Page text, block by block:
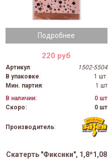
Подробнее
220 руб
Артикул:
1502-5504
В упаковке:
1 шт.
Мин. партия:
1 шт
В наличии:
0 шт
Скоро:
0 шт
Производитель:
Скатерть "Фиксики", 1,8*1,08